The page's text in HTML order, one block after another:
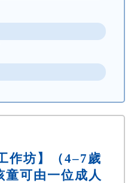
作坊】（4–7歲
可由一位成人